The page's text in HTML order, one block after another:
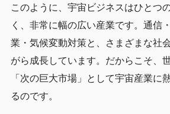
このように、宇宙ビジネスはひとつ
く、非常に幅の広い産業です。通信
業・気候変動対策と、さまざまな社
がら成長しています。だからこそ、
「次の巨大市場」として宇宙産業に
るのです。